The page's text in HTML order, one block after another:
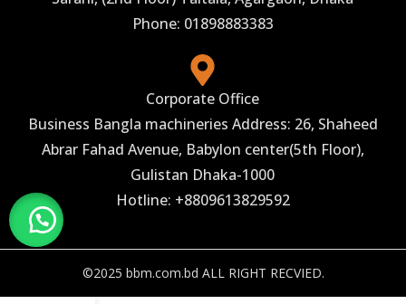
Phone: 01898883383
Corporate Office
Business Bangla machineries Address: 26, Shaheed
Abrar Fahad Avenue, Babylon center(5th Floor),
Gulistan Dhaka-1000
Hotline: +8809613829592
©2025 bbm.com.bd ALL RIGHT RECVIED.